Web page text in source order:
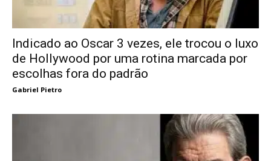
Indicado ao Oscar 3 vezes, ele trocou o luxo
de Hollywood por uma rotina marcada por
escolhas fora do padrão
Gabriel Pietro